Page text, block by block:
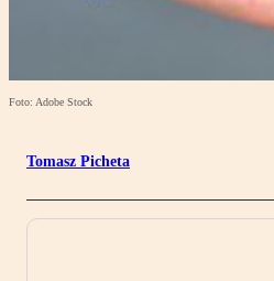
Foto: Adobe Stock
Tomasz Picheta